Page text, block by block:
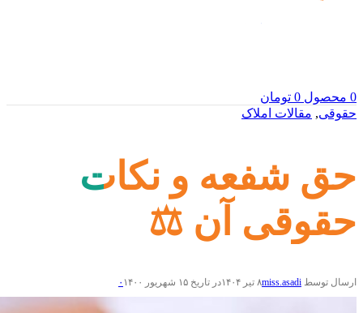
0 محصول 0 تومان
حقوقی, مقالات املاک
حق شفعه و نکات
حقوقی آن ⚖️
ارسال توسط miss.asadi۸ تیر ۱۴۰۴ در تاریخ ۱۵ شهریور ۱۴۰۰ ۰